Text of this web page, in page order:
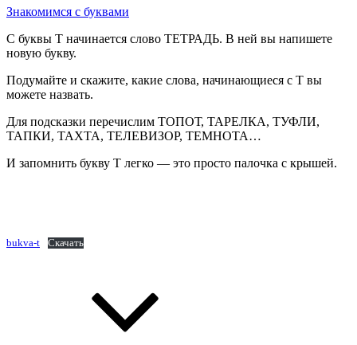
Рубрики
Знакомимся с буквамиОт
teacher
С буквы Т начинается слово ТЕТРАДЬ. В ней вы напишете
новую букву.
Подумайте и скажите, какие слова, начинающиеся с Т вы
можете назвать.
Для подсказки перечислим ТОПОТ, ТАРЕЛКА, ТУФЛИ,
ТАПКИ, ТАХТА, ТЕЛЕВИЗОР, ТЕМНОТА…
И запомнить букву Т легко — это просто палочка с крышей.
bukva-t Скачать